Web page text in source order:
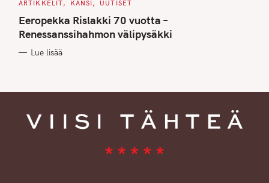
C
T
E
G
O
I
ARTIKKELIT KANSI UUTISET
Eeropekka Rislakki 70 vuotta –
Renessanssihahmon välipysäkki
Lue lisää